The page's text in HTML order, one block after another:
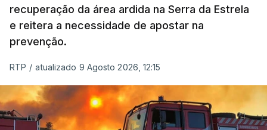
recuperação da área ardida na Serra da Estrela
e reitera a necessidade de apostar na
prevenção.
RTP / atualizado 9 Agosto 2026, 12:15